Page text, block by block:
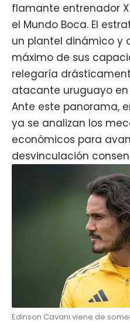
flamante entrenador
el Mundo Boca. El
un plantel dinámico y
máximo de sus
relegaría
atacante uruguayo
Ante este panorama,
ya se analizan los
económicos para
desvinculación
Edinson Cavani viene de